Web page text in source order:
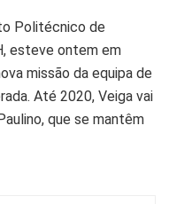
Politécnico de
esteve ontem em
missão da equipa de
Até 2020, Veiga vai
que se mantêm